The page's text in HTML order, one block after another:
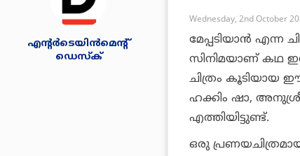
എന്റര്‍ടെയിന്‍മെന്റ്
ഡെസ്‌ക്
Wednesday, 2nd October
മേപ്പടിയാന്‍
സിനിമയാണ് കഥ
ചിത്രം കൂടിയായ
ഹക്കിം ഷാ,
എത്തിയിട്ടുണ്ട്.
ഒരു